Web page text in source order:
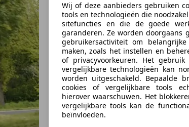
Wij of deze aanbieders gebruiken
tools en technologieën die
sitefuncties en die de goede
garanderen. Ze worden doorgaans
gebruikersactiviteit om
maken, zoals het instellen en
of privacyvoorkeuren. Het
vergelijkbare technologieën kan
worden uitgeschakeld. Bepaalde
cookies of vergelijkbare tools
hierover waarschuwen. Het
vergelijkbare tools kan de
beïnvloeden.